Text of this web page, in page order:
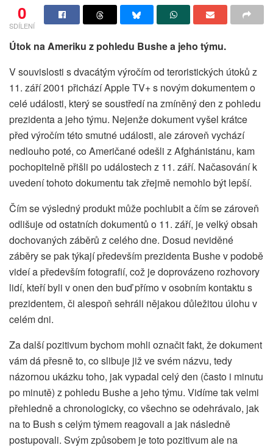
0
SDÍLENÍ
Útok na Ameriku z pohledu Bushe a jeho týmu.
V souvislosti s dvacátým výročím od teroristických útoků z
11. září 2001 přichází Apple TV+ s novým dokumentem o
celé události, který se soustředí na zmíněný den z pohledu
prezidenta a jeho týmu. Nejenže dokument vyšel krátce
před výročím této smutné události, ale zároveň vychází
nedlouho poté, co Američané odešli z Afghánistánu, kam
pochopitelně přišli po událostech z 11. září. Načasování k
uvedení tohoto dokumentu tak zřejmě nemohlo být lepší.
Čím se výsledný produkt může pochlubit a čím se zároveň
odlišuje od ostatních dokumentů o 11. září, je velký obsah
dochovaných záběrů z celého dne. Dosud neviděné
záběry se pak týkají především prezidenta Bushe v podobě
videí a především fotografií, což je doprovázeno rozhovory
lidí, kteří byli v onen den buď přímo v osobním kontaktu s
prezidentem, či alespoň sehráli nějakou důležitou úlohu v
celém dni.
Za další pozitivum bychom mohli označit fakt, že dokument
vám dá přesně to, co slibuje již ve svém názvu, tedy
názornou ukázku toho, jak vypadal celý den (často i minutu
po minutě) z pohledu Bushe a jeho týmu. Vidíme tak velmi
přehledně a chronologicky, co všechno se odehrávalo, jak
na to Bush s celým týmem reagovali a jak následně
postupovali. Svým způsobem je toto pozitivum ale na